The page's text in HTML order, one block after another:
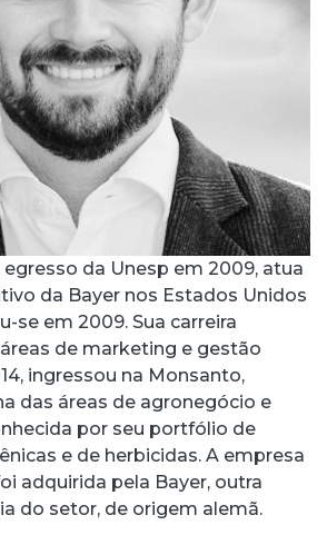
da Unesp em 2009, atua
da Bayer nos Estados Unidos
se em 2009. Sua carreira
de marketing e gestão
ingressou na Monsanto,
das áreas de agronegócio e
por seu portfólio de
e de herbicidas. A empresa
adquirida pela Bayer, outra
do setor, de origem alemã.